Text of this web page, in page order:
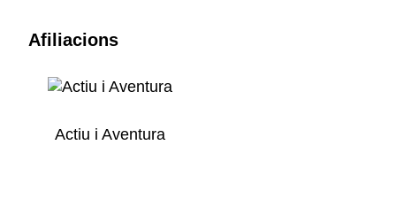
Afiliacions
Actiu i Aventura